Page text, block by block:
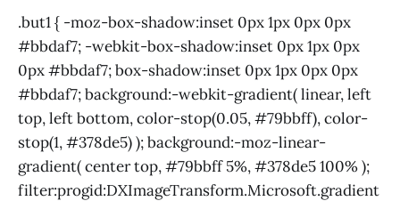
.but1 { -moz-box-shadow:inset 0px 1px 0px 0px
#bbdaf7; -webkit-box-shadow:inset 0px 1px 0px
0px #bbdaf7; box-shadow:inset 0px 1px 0px 0px
#bbdaf7; background:-webkit-gradient( linear, left
top, left bottom, color-stop(0.05, #79bbff), color-
stop(1, #378de5) ); background:-moz-linear-
gradient( center top, #79bbff 5%, #378de5 100% );
filter:progid:DXImageTransform.Microsoft.gradient